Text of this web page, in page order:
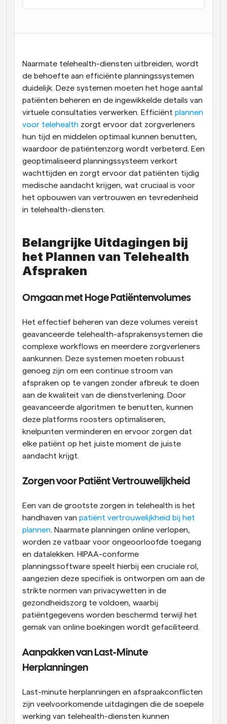
Supercharged planning met AI-gestuurde
oproepen
Blijf op de hoogte van het laatste nieuws en updates
Instant Vergaderingen
Ontmoet cliënten binnen enkele minuten
Dynamische Groep Links
Boek naadloos vergaderingen met meerdere mensen
Webhooks
Ontvang een melding wanneer er iets gebeurt
Naarmate telehealth-diensten uitbreiden, wordt
de behoefte aan efficiënte planningssystemen
duidelijk. Deze systemen moeten het hoge aantal
patiënten beheren en de ingewikkelde details van
virtuele consultaties verwerken. Efficiënt plannen
voor telehealth zorgt ervoor dat zorgverleners
hun tijd en middelen optimaal kunnen benutten,
waardoor de patiëntenzorg wordt verbeterd. Een
geoptimaliseerd planningssysteem verkort
wachttijden en zorgt ervoor dat patiënten tijdig
medische aandacht krijgen, wat cruciaal is voor
het opbouwen van vertrouwen en tevredenheid
in telehealth-diensten.
Belangrijke Uitdagingen bij
het Plannen van Telehealth
Afspraken
Omgaan met Hoge Patiëntenvolumes
Het effectief beheren van deze volumes vereist
geavanceerde telehealth-afsprakensystemen die
complexe workflows en meerdere zorgverleners
aankunnen. Deze systemen moeten robuust
genoeg zijn om een continue stroom van
afspraken op te vangen zonder afbreuk te doen
aan de kwaliteit van de dienstverlening. Door
geavanceerde algoritmen te benutten, kunnen
deze platforms roosters optimaliseren,
knelpunten verminderen en ervoor zorgen dat
elke patiënt op het juiste moment de juiste
aandacht krijgt.
Zorgen voor Patiënt Vertrouwelijkheid
Een van de grootste zorgen in telehealth is het
handhaven van patiënt vertrouwelijkheid bij het
plannen. Naarmate planningen online verlopen,
worden ze vatbaar voor ongeoorloofde toegang
en datalekken. HIPAA-conforme
planningssoftware speelt hierbij een cruciale rol,
aangezien deze specifiek is ontworpen om aan de
strikte normen van privacywetten in de
gezondheidszorg te voldoen, waarbij
patiëntgegevens worden beschermd terwijl het
gemak van online boekingen wordt gefaciliteerd.
Aanpakken van Last-Minute
Herplanningen
Last-minute herplanningen en afspraakconflicten
zijn veelvoorkomende uitdagingen die de soepele
werking van telehealth-diensten kunnen